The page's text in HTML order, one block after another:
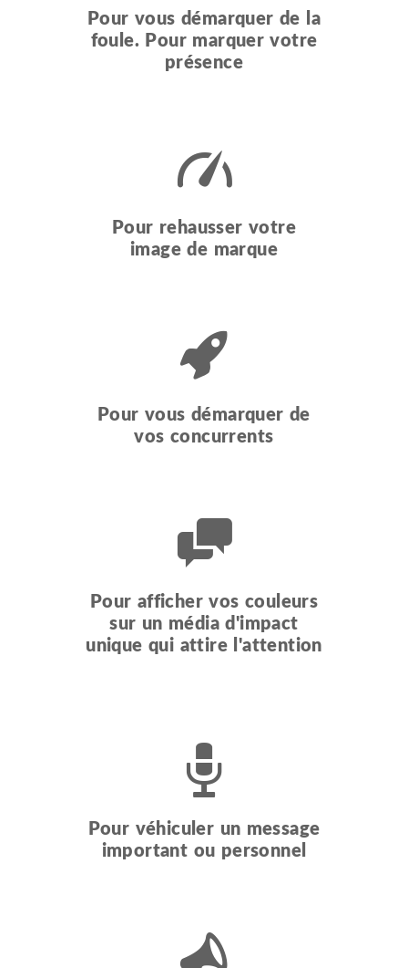
Pour vous démarquer de la
foule. Pour marquer votre
présence
Pour rehausser votre
image de marque
Pour vous démarquer de
vos concurrents
Pour afficher vos couleurs
sur un média d'impact
unique qui attire l'attention
Pour véhiculer un message
important ou personnel